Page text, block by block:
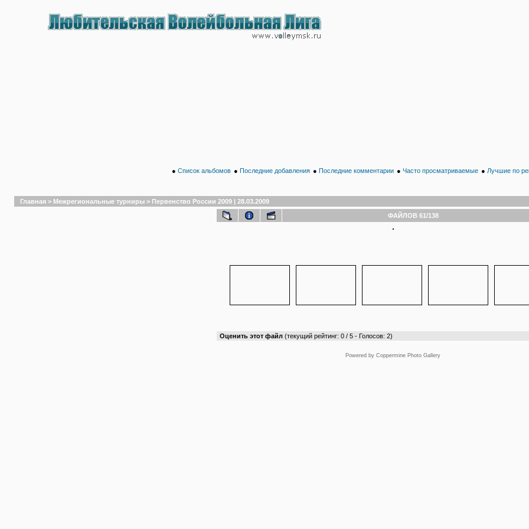
● Список альбомов ● Последние добавления ● Последние комментарии ● Часто просматриваемые ● Лучшие по
Главная > Межрегиональные турниры > Первенство России 2009 | 28.03.2009
ФАЙЛОВ 61/138
Оценить этот файл (текущий рейтинг: 0 / 5 - Голосов: 2)
Powered by Coppermine Photo Gallery